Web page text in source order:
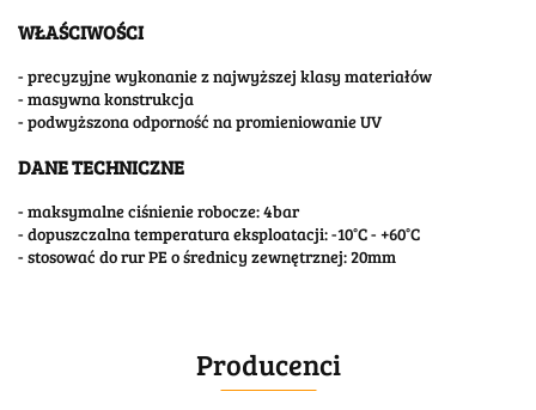
WŁAŚCIWOŚCI
- precyzyjne wykonanie z najwyższej klasy materiałów
- masywna konstrukcja
- podwyższona odporność na promieniowanie UV
DANE TECHNICZNE
- maksymalne ciśnienie robocze: 4bar
- dopuszczalna temperatura eksploatacji: -10°C - +60°C
- stosować do rur PE o średnicy zewnętrznej: 20mm
Producenci